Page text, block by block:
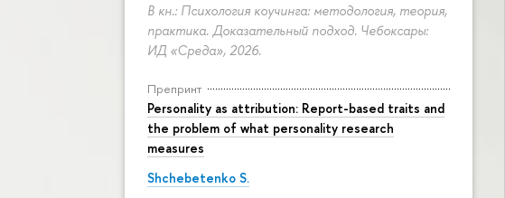
В кн.: Психология коучинга: методология, теория,
практика. Доказательный подход. Чебоксары:
ИД «Среда», 2026.
Препринт
Personality as attribution: Report-based traits and
the problem of what personality research
measures
Shchebetenko S.